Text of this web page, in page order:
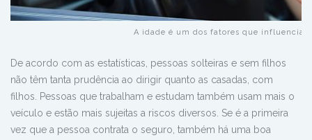
A idade é um dos fatores que
De acordo com as estatísticas, pessoas solteiras e sem filhos
não têm tanta prudência ao dirigir quanto as casadas, com
filhos. Pessoas que trabalham e estudam também usam mais o
veículo e estão mais sujeitas a riscos diversos. Se é a primeira
vez que a pessoa contrata o seguro, também há uma boa